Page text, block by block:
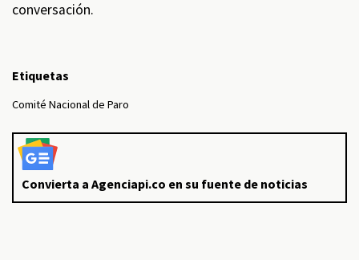
conversación.
Etiquetas
Comité Nacional de Paro
Convierta a Agenciapi.co en su fuente de noticias